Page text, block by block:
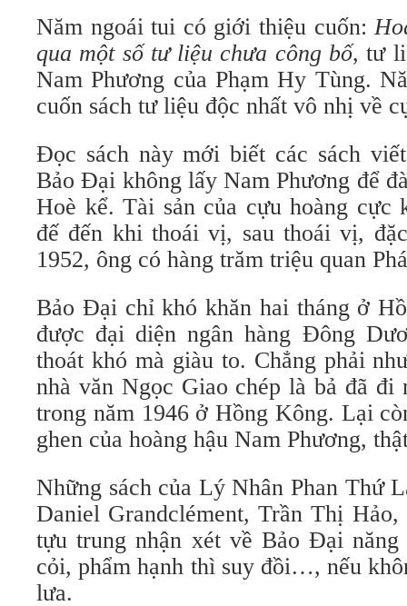
Năm ngoái tui có giới thiệu cuốn:
qua một số tư liệu chưa công bố, tư
Nam Phương của Phạm Hy Tùng.
cuốn sách tư liệu độc nhất vô nhị về
Đọc sách này mới biết các sách
Bảo Đại không lấy Nam Phương để
Hoè kể. Tài sản của cựu hoàng cực
đế đến khi thoái vị, sau thoái vị,
1952, ông có hàng trăm triệu quan
Bảo Đại chỉ khó khăn hai tháng ở
được đại diện ngân hàng Đông
thoát khó mà giàu to. Chẳng phải
nhà văn Ngọc Giao chép là bả đã
trong năm 1946 ở Hồng Kông. Lại
ghen của hoàng hậu Nam Phương,
Những sách của Lý Nhân Phan Thứ
Daniel Grandclément, Trần Thị
tựu trung nhận xét về Bảo Đại
cỏi, phẩm hạnh thì suy đồi…, nếu
lưa.